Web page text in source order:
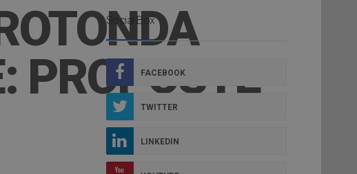
PROPOSTE
Social Box
FACEBOOK
TWITTER
LINKEDIN